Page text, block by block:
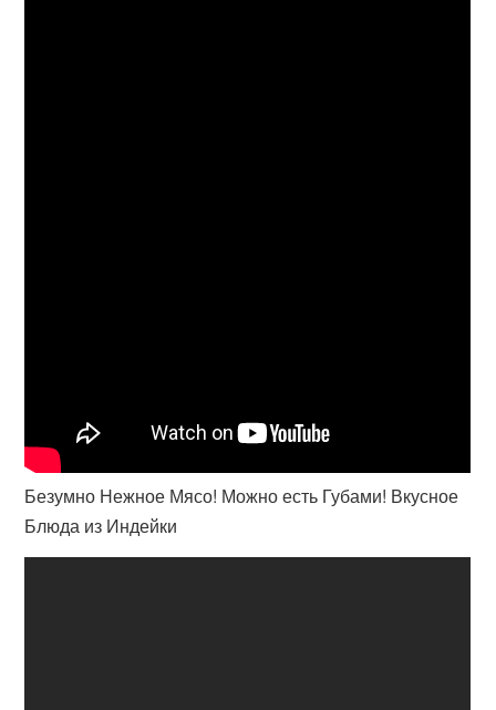
Безумно Нежное Мясо! Можно есть Губами! Вкусное
Блюда из Индейки